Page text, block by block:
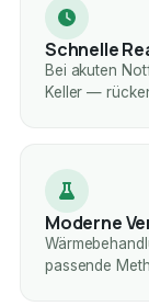
Schnelle
Bei akuten
Keller —
Moderne
passende